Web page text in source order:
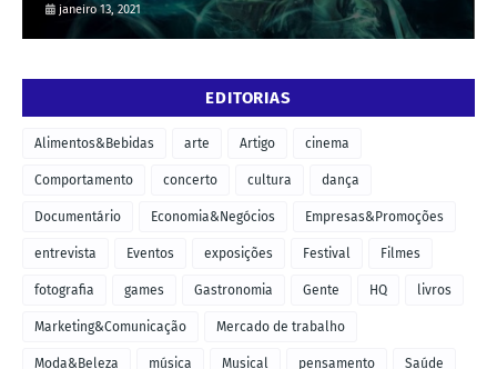
janeiro 13, 2021
EDITORIAS
Alimentos&Bebidas arte Artigo cinema
Comportamento concerto cultura dança
Documentário Economia&Negócios Empresas&Promoções
entrevista Eventos exposições Festival Filmes
fotografia games Gastronomia Gente HQ livros
Marketing&Comunicação Mercado de trabalho
Moda&Beleza música Musical pensamento Saúde